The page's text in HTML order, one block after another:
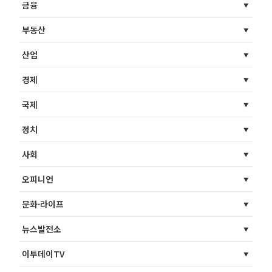
금융
부동산
산업
경제
국제
정치
사회
오피니언
문화·라이프
뉴스발전소
이투데이TV